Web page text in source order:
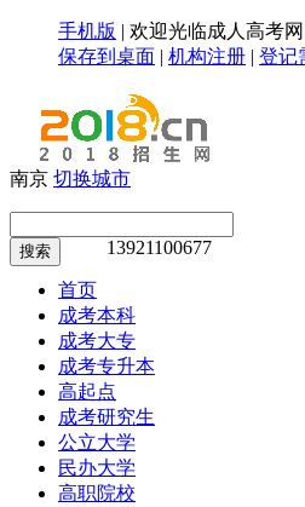
手机版 | 欢迎光临成人高考网
保存到桌面 | 机构注册 | 登记
南京 切换城市
搜索 13921100677
首页
成考本科
成考大专
成考专升本
高起点
成考研究生
公立大学
民办大学
高职院校